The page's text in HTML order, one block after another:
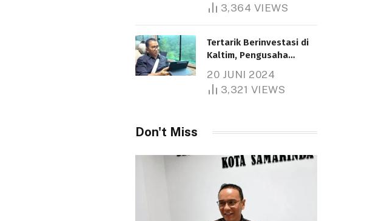
3,364 VIEWS
Tertarik Berinvestasi di
Kaltim, Pengusaha
1.000 Hektare
20 JUNI 2024
3,321 VIEWS
Don't Miss